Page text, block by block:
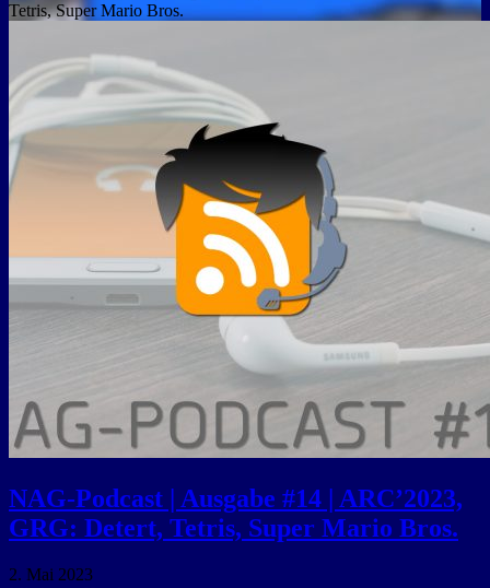
Tetris, Super Mario Bros.
NAG-Podcast | Ausgabe #14 | ARC’2023,
GRG: Detert, Tetris, Super Mario Bros.
2. Mai 2023